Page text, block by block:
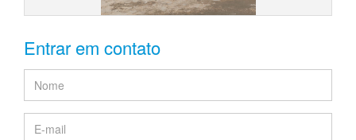
Entrar em contato